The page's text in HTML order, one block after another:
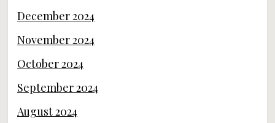
December 2024
November 2024
October 2024
September 2024
August 2024